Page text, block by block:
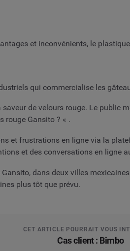
et inconvénients, le
qui commercialise les
de velours rouge. Le public
rouge Gansito ? « .
et frustrations en ligne via la
et des conversations en ligne
dans deux villes
plus tôt que prévu.
CET ARTICLE POURRAIT VOUS
Cas client : Bimbo